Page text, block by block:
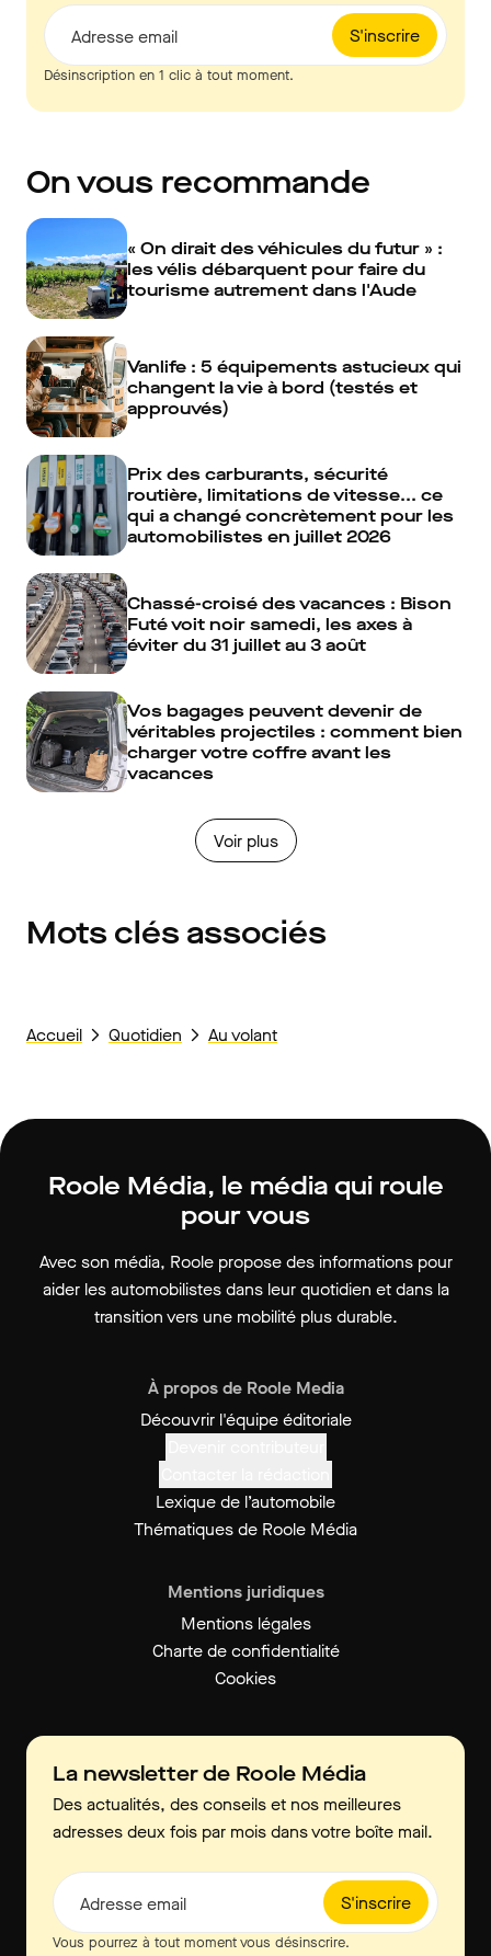
S'inscrire
Adresse email
Désinscription en 1 clic à tout moment.
On vous recommande
« On dirait des véhicules du futur » :
les vélis débarquent pour faire du
tourisme autrement dans l'Aude
Vanlife : 5 équipements astucieux qui
changent la vie à bord (testés et
approuvés)
Prix des carburants, sécurité
routière, limitations de vitesse... ce
qui a changé concrètement pour les
automobilistes en juillet 2026
Chassé-croisé des vacances : Bison
Futé voit noir samedi, les axes à
éviter du 31 juillet au 3 août
Vos bagages peuvent devenir de
véritables projectiles : comment bien
charger votre coffre avant les
vacances
Voir plus
Mots clés associés
Accueil Quotidien Au volant
Roole Média, le média qui roule
pour vous
Avec son média, Roole propose des informations pour
aider les automobilistes dans leur quotidien et dans la
transition vers une mobilité plus durable.
À propos de Roole Media
Découvrir l'équipe éditoriale
Lexique de l’automobile
Thématiques de Roole Média
Mentions juridiques
Mentions légales
Charte de confidentialité
Cookies
La newsletter de Roole Média
Des actualités, des conseils et nos meilleures
adresses deux fois par mois dans votre boîte mail.
S'inscrire
Adresse email
Vous pourrez à tout moment vous désinscrire.